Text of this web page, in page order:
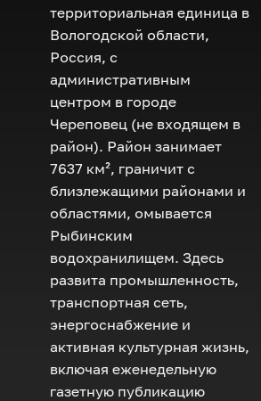
территориальная единица в
Вологодской области,
Россия, с
административным
центром в городе
Череповец (не входящем в
район). Район занимает
7637 км², граничит с
близлежащими районами и
областями, омывается
Рыбинским
водохранилищем. Здесь
развита промышленность,
транспортная сеть,
энергоснабжение и
активная культурная жизнь,
включая еженедельную
газетную публикацию